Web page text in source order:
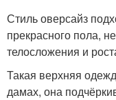
Стиль оверсайз
прекрасного пола,
телосложения и
Такая верхняя
дамах, она